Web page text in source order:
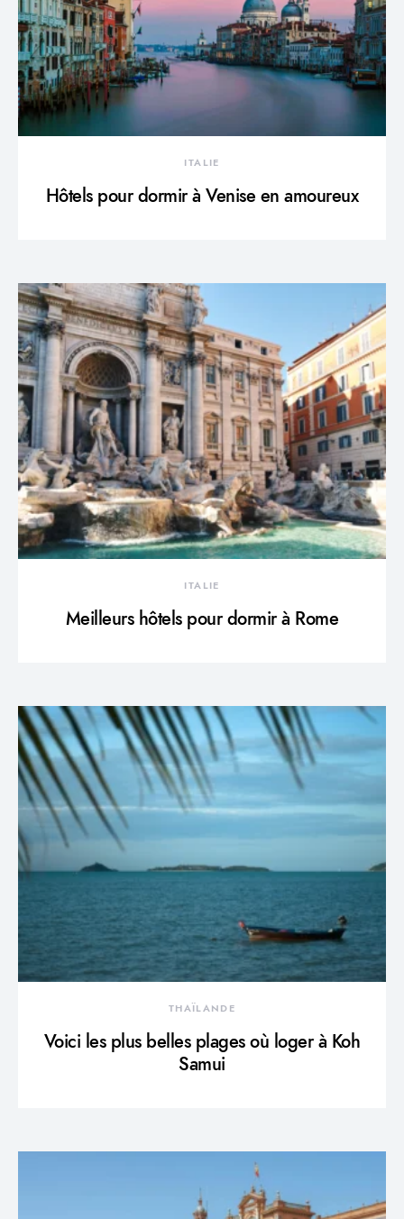
ITALIE
Hôtels pour dormir à Venise en amoureux
ITALIE
Meilleurs hôtels pour dormir à Rome
THAÏLANDE
Voici les plus belles plages où loger à Koh
Samui